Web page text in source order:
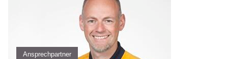
Ansprechpartner